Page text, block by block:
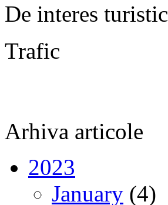
De interes turistic
Trafic
Arhiva articole
2023
January (4)